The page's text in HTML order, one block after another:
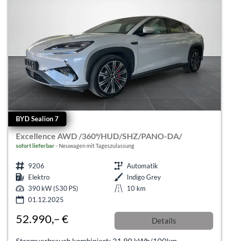
BYD Sealion 7
Excellence AWD /360°/HUD/SHZ/PANO-DA/
sofort lieferbar Neuwagen mit Tageszulassung
9206
Automatik
Elektro
Indigo Grey
390 kW (530 PS)
10 km
01.12.2025
52.990,– € Details